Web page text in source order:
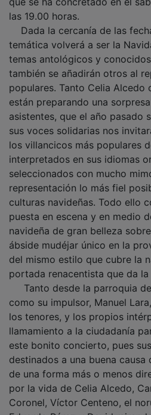
las 19.00 horas.
Dada la cercanía de las
temática volverá a ser la
temas antológicos y
también se añadirán otros al
populares. Tanto Celia Alcedo
están preparando una
asistentes, que el año pasado
sus voces solidarias nos
los villancicos más populares
interpretados en sus idiomas
seleccionados con mucho
representación lo más fiel
culturas navideñas. Todo ello
puesta en escena y en medio
navideña de gran belleza
ábside mudéjar único en la
del mismo estilo que cubre la
portada renacentista que da
Tanto desde la parroquia de
como su impulsor, Manuel
los tenores, y los propios
llamamiento a la ciudadanía
este bonito concierto, pues
destinados a una buena causa
de una forma más o menos
por la vida de Celia Alcedo,
Coronel, Víctor Centeno, el
Eduardo Pérez y David